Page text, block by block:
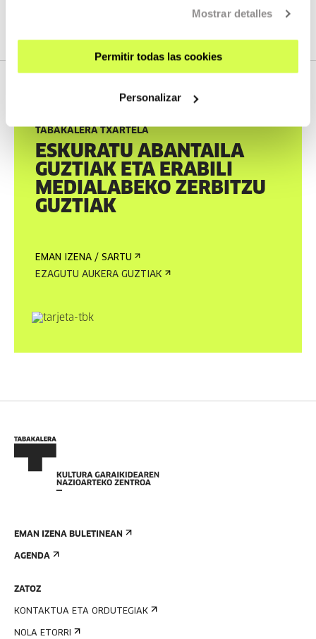
Mostrar detalles
Permitir todas las cookies
Personalizar
TABAKALERA TXARTELA
ESKURATU ABANTAILA
GUZTIAK ETA ERABILI
MEDIALABEKO ZERBITZU
GUZTIAK
EMAN IZENA / SARTU
EZAGUTU AUKERA GUZTIAK
EMAN IZENA BULETINEAN
AGENDA
ZATOZ
KONTAKTUA ETA ORDUTEGIAK
NOLA ETORRI